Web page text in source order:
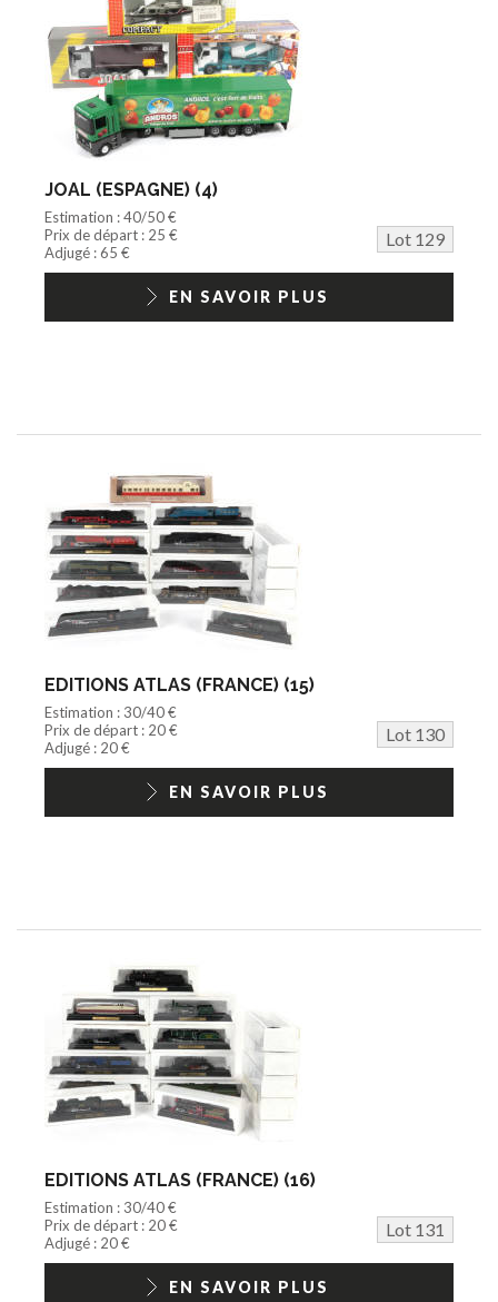
JOAL (ESPAGNE) (4)
Estimation : 40/50 €
Prix de départ : 25 €
Lot 129
Adjugé : 65 €
EN SAVOIR PLUS
EDITIONS ATLAS (FRANCE) (15)
Estimation : 30/40 €
Prix de départ : 20 €
Lot 130
Adjugé : 20 €
EN SAVOIR PLUS
EDITIONS ATLAS (FRANCE) (16)
Estimation : 30/40 €
Prix de départ : 20 €
Lot 131
Adjugé : 20 €
EN SAVOIR PLUS